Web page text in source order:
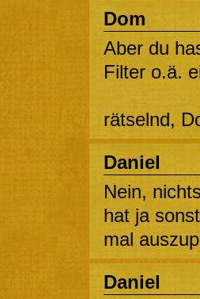
Dom
Aber du
Filter o.ä.
rätselnd,
Daniel
Nein,
hat ja
mal
Daniel